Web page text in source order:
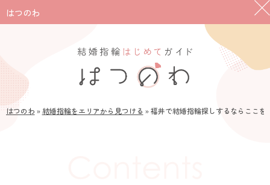
はつのわ
はつのわ »結婚指輪をエリアから見つける »福井で結婚指輪探しするならここを